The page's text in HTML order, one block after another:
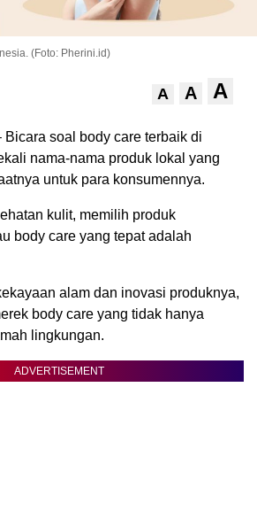
(Foto: Pherini.id)
A A A
Bicara soal body care terbaik di
nama-nama produk lokal yang
untuk para konsumennya.
kulit, memilih produk
body care yang tepat adalah
alam dan inovasi produknya,
body care yang tidak hanya
lingkungan.
ADVERTISEMENT